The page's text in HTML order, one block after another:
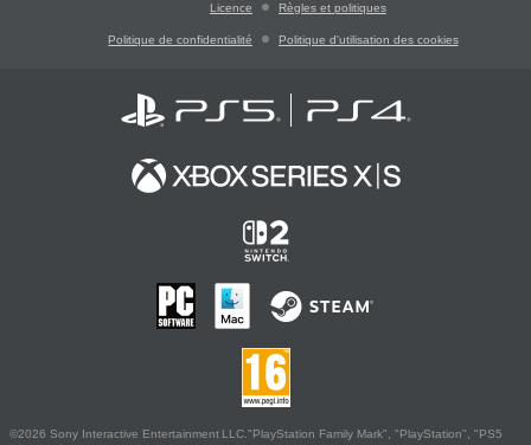
Licence Règles et politiques
Politique de confidentialité Politique d'utilisation des cookies
©2026 Sony Interactive Entertainment LLC."PlayStation Family Mark", "PlayStation", "PS5